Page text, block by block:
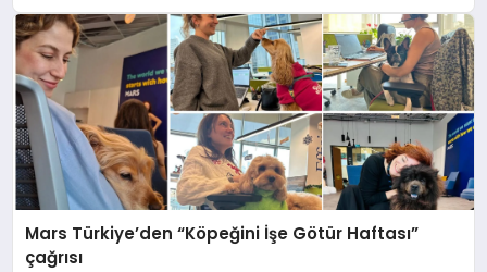
Mars Türkiye’den “Köpeğini İşe Götür Haftası”
çağrısı